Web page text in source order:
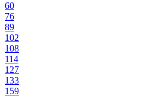
60
76
89
102
108
114
127
133
159